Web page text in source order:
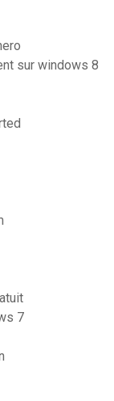
sur windows 8
7